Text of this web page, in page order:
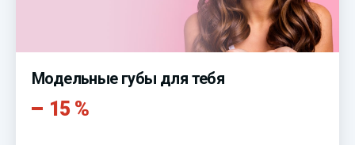
Модельные губы для тебя
15 %